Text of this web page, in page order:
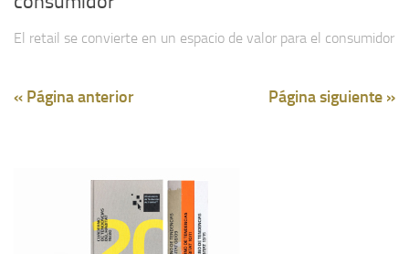
El retail se convierte en un espacio de valor para el consumidor
« Página anterior Página siguiente »